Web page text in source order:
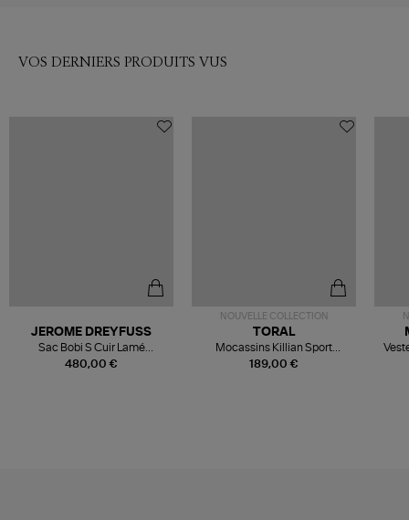
VOS DERNIERS PRODUITS VUS
480,00 €
JEROME DREYFUSS
Sac Bobi S Cuir Lamé
Champagne
NOUVELLE COLLECTION
189,00 €
TORAL
Mocassins Killian Sport
Mousse